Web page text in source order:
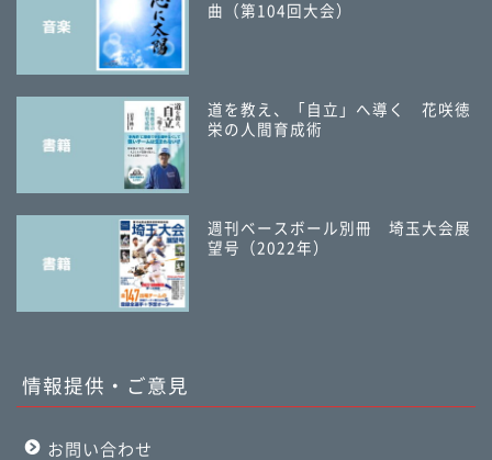
曲（第104回大会）
道を教え、「自立」へ導く 花咲徳
栄の人間育成術
週刊ベースボール別冊 埼玉大会展
望号（2022年）
情報提供・ご意見
お問い合わせ